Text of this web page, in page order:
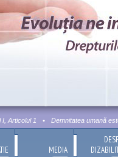
Articolul 1 Demnitatea umană
MEDIA